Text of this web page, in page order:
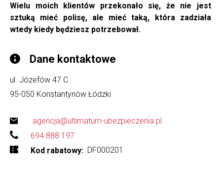
Wielu moich klientów przekonało się, że nie jest
sztuką mieć polisę, ale mieć taką, która zadziała
wtedy kiedy będziesz potrzebował.
Dane kontaktowe
ul. Józefów 47 C
95-050 Konstantynów Łódzki
agencja@ultimatum-ubezpieczenia.pl
694 888 197
Kod rabatowy
DF000201